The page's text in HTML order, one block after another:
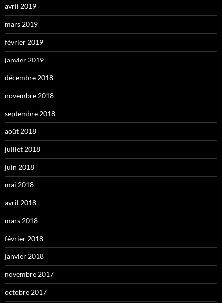
avril 2019
mars 2019
février 2019
janvier 2019
décembre 2018
novembre 2018
septembre 2018
août 2018
juillet 2018
juin 2018
mai 2018
avril 2018
mars 2018
février 2018
janvier 2018
novembre 2017
octobre 2017